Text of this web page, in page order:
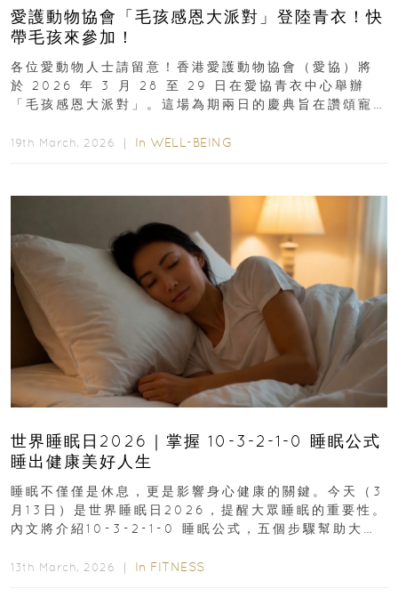
愛護動物協會「毛孩感恩大派對」登陸青衣！快
帶毛孩來參加！
各位愛動物人士請留意！香港愛護動物協會（愛協）將
於 2026 年 3 月 28 至 29 日在愛協青衣中心舉辦
「毛孩感恩大派對」。這場為期兩日的慶典旨在讚頌寵
19th March, 2026 ｜ In WELL-BEING
世界睡眠日2026｜掌握 10-3-2-1-0 睡眠公式
睡出健康美好人生
睡眠不僅僅是休息，更是影響身心健康的關鍵。今天（3
月13日）是世界睡眠日2026，提醒大眾睡眠的重要性。
內文將介紹10-3-2-1-0 睡眠公式，五個步驟幫助大家
13th March, 2026 ｜ In FITNESS